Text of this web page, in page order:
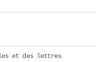
et des lettres